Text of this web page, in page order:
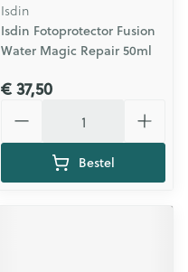
Isdin
Isdin Fotoprotector Fusion
Water Magic Repair 50ml
€ 37,50
Bestel